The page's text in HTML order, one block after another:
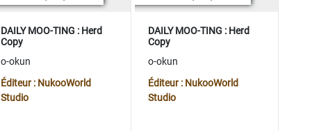
DAILY MOO-TING : Herd
Copy
o-okun
Éditeur : NukooWorld
Studio
DAILY MOO-TING : Herd
Copy
o-okun
Éditeur : NukooWorld
Studio